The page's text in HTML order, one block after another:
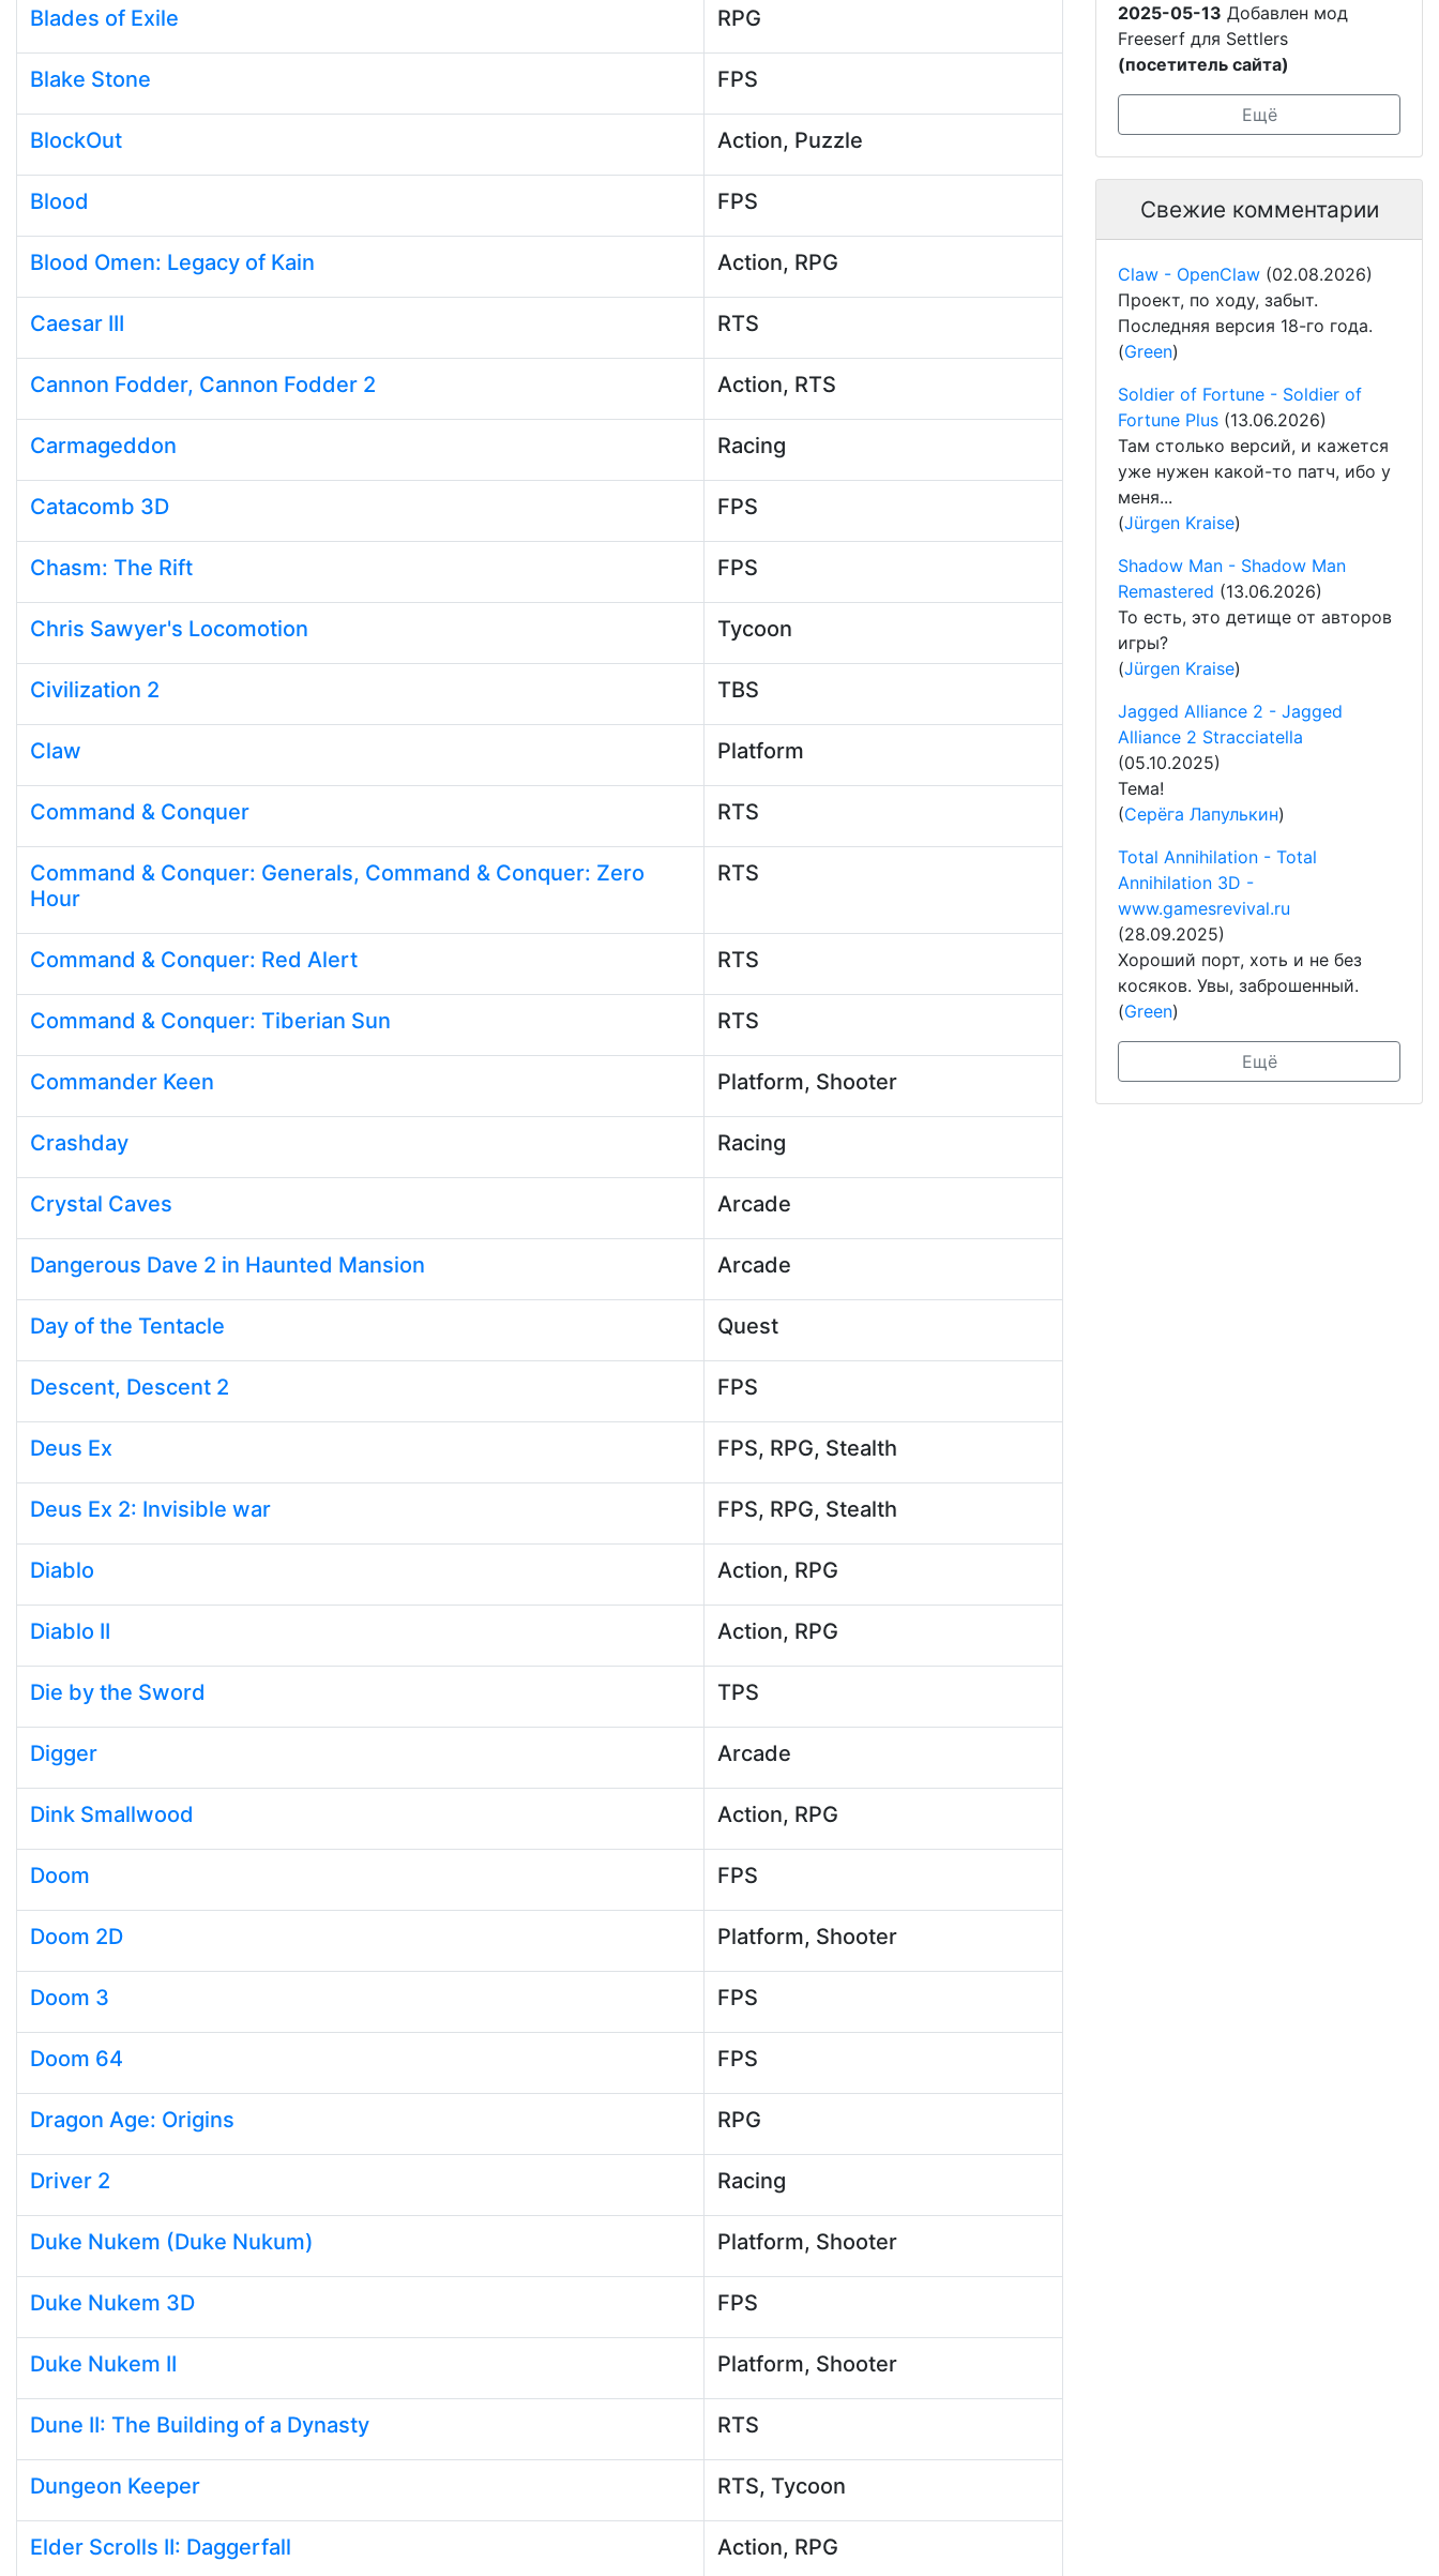
Blades of Exile RPG
Blake Stone FPS
BlockOut Action, Puzzle
Blood FPS
Blood Omen: Legacy of Kain Action, RPG
Caesar III RTS
Cannon Fodder, Cannon Fodder 2 Action, RTS
Carmageddon Racing
Catacomb 3D FPS
Chasm: The Rift FPS
Chris Sawyer's Locomotion Tycoon
Civilization 2 TBS
Claw Platform
Command & Conquer RTS
Command & Conquer: Generals, Command & Conquer: Zero
Hour
RTS
Command & Conquer: Red Alert RTS
Command & Conquer: Tiberian Sun RTS
Commander Keen Platform, Shooter
Crashday Racing
Crystal Caves Arcade
Dangerous Dave 2 in Haunted Mansion Arcade
Day of the Tentacle Quest
Descent, Descent 2 FPS
Deus Ex FPS, RPG, Stealth
Deus Ex 2: Invisible war FPS, RPG, Stealth
Diablo Action, RPG
Diablo II Action, RPG
Die by the Sword TPS
Digger Arcade
Dink Smallwood Action, RPG
Doom FPS
Doom 2D Platform, Shooter
Doom 3 FPS
Doom 64 FPS
Dragon Age: Origins RPG
Driver 2 Racing
Duke Nukem (Duke Nukum) Platform, Shooter
Duke Nukem 3D FPS
Duke Nukem II Platform, Shooter
Dune II: The Building of a Dynasty RTS
Dungeon Keeper RTS, Tycoon
Elder Scrolls II: Daggerfall Action, RPG
2025-05-13 Добавлен мод
Freeserf для Settlers
(посетитель сайта)
Ещё
Свежие комментарии
Claw - OpenClaw (02.08.2026)
Проект, по ходу, забыт.
Последняя версия 18-го года.
(Green)
Soldier of Fortune - Soldier of
Fortune Plus (13.06.2026)
Там столько версий, и кажется
уже нужен какой-то патч, ибо у
меня...
(Jürgen Kraise)
Shadow Man - Shadow Man
Remastered (13.06.2026)
То есть, это детище от авторов
игры?
(Jürgen Kraise)
Jagged Alliance 2 - Jagged
Alliance 2 Stracciatella
(05.10.2025)
Тема!
(Серёга Лапулькин)
Total Annihilation - Total
Annihilation 3D -
www.gamesrevival.ru
(28.09.2025)
Хороший порт, хоть и не без
косяков. Увы, заброшенный.
(Green)
Ещё